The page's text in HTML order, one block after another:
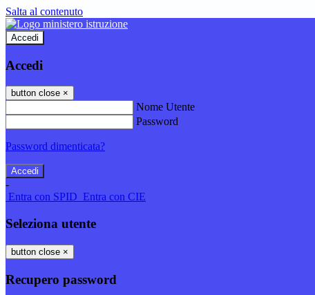
Salta al contenuto
Accedi
Accedi
button close ×
Nome Utente
Password
Password dimenticata?
-
Entra con SPID Entra con CIE
Seleziona utente
button close ×
Recupero password